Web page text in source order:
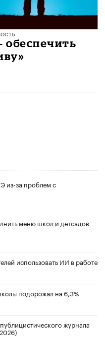
обеспечить
из-за проблем с
меню школ и детсадов
использовать ИИ в работе
подорожал на 6,3%
журнала